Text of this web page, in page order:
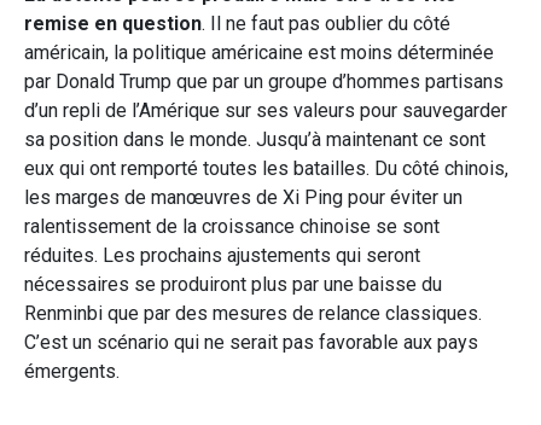
remise en question. Il ne faut pas oublier du côté
américain, la politique américaine est moins déterminée
par Donald Trump que par un groupe d’hommes partisans
d’un repli de l’Amérique sur ses valeurs pour sauvegarder
sa position dans le monde. Jusqu’à maintenant ce sont
eux qui ont remporté toutes les batailles. Du côté chinois,
les marges de manœuvres de Xi Ping pour éviter un
ralentissement de la croissance chinoise se sont
réduites. Les prochains ajustements qui seront
nécessaires se produiront plus par une baisse du
Renminbi que par des mesures de relance classiques.
C’est un scénario qui ne serait pas favorable aux pays
émergents.